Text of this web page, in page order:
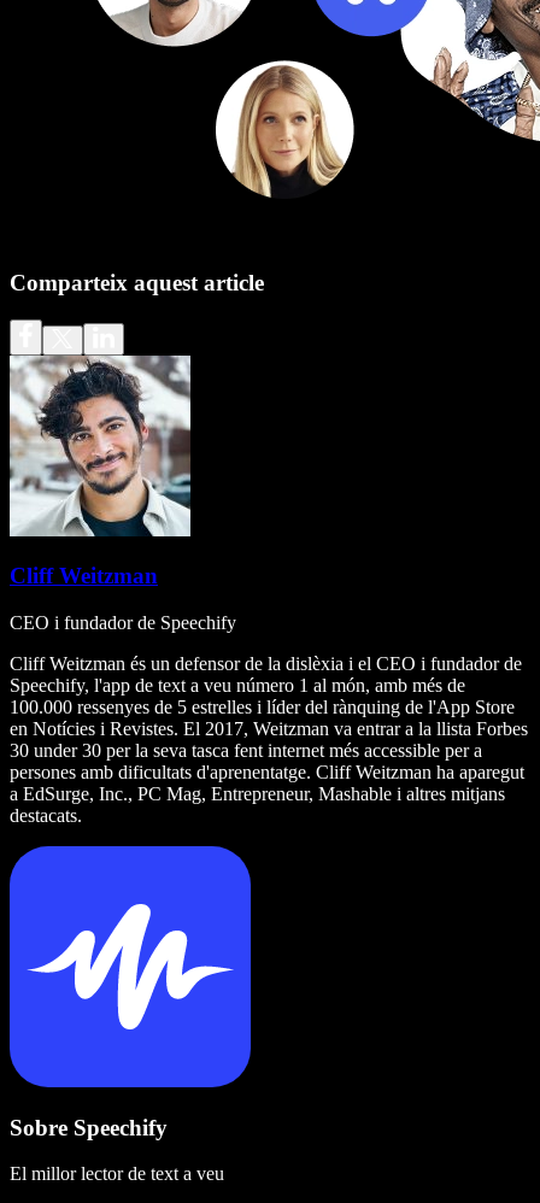
Comparteix aquest article
Cliff Weitzman
CEO i fundador de Speechify
Cliff Weitzman és un defensor de la dislèxia i el CEO i fundador de
Speechify, l'app de text a veu número 1 al món, amb més de
100.000 ressenyes de 5 estrelles i líder del rànquing de l'App Store
en Notícies i Revistes. El 2017, Weitzman va entrar a la llista Forbes
30 under 30 per la seva tasca fent internet més accessible per a
persones amb dificultats d'aprenentatge. Cliff Weitzman ha aparegut
a EdSurge, Inc., PC Mag, Entrepreneur, Mashable i altres mitjans
destacats.
Sobre Speechify
El millor lector de text a veu